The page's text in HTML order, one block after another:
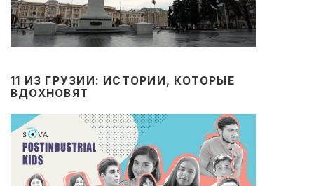
11 ИЗ ГРУЗИИ: ИСТОРИИ, КОТОРЫЕ
ВДОХНОВЯТ